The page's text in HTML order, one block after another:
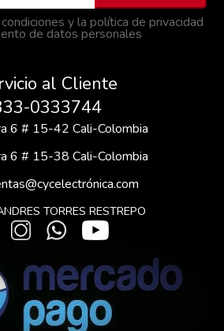
y la política de privacidad
de datos personales
al Cliente
0333744
6 # 15-42 Cali-Colombia
6 # 15-38 Cali-Colombia
TORRES RESTREPO